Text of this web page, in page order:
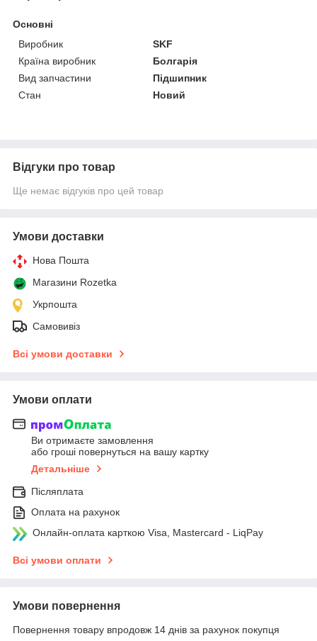
Основні
Виробник
SKF
Країна виробник
Болгарія
Вид запчастини
Підшипник
Стан
Новий
Відгуки про товар
Ще немає відгуків про цей товар
Умови доставки
Нова Пошта
Магазини Rozetka
Укрпошта
Самовивіз
Всі умови доставки
Умови оплати
Ви отримаєте замовлення
або гроші повернуться на вашу картку
Детальніше
Післяплата
Оплата на рахунок
Онлайн-оплата карткою Visa, Mastercard - LiqPay
Всі умови оплати
Умови повернення
Повернення товару впродовж 14 днів за рахунок покупця